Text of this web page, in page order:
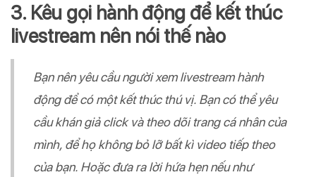
3. Kêu gọi hành động để kết thúc
livestream nên nói thế nào
Bạn nên yêu cầu người xem livestream hành
động để có một kết thúc thú vị. Bạn có thể yêu
cầu khán giả click và theo dõi trang cá nhân của
mình, để họ không bỏ lỡ bất kì video tiếp theo
của bạn. Hoặc đưa ra lời hứa hẹn nếu như